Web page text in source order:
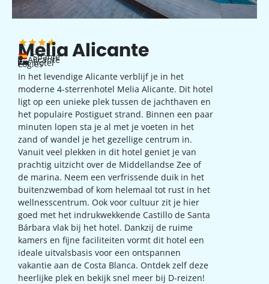
Melia Alicante
Spanje
Alicante
hotel
Logies
In het levendige Alicante verblijf je in het
moderne 4-sterrenhotel Melia Alicante. Dit hotel
ligt op een unieke plek tussen de jachthaven en
het populaire Postiguet strand. Binnen een paar
minuten lopen sta je al met je voeten in het
zand of wandel je het gezellige centrum in.
Vanuit veel plekken in dit hotel geniet je van
prachtig uitzicht over de Middellandse Zee of
de marina. Neem een verfrissende duik in het
buitenzwembad of kom helemaal tot rust in het
wellnesscentrum. Ook voor cultuur zit je hier
goed met het indrukwekkende Castillo de Santa
Bárbara vlak bij het hotel. Dankzij de ruime
kamers en fijne faciliteiten vormt dit hotel een
ideale uitvalsbasis voor een ontspannen
vakantie aan de Costa Blanca. Ontdek zelf deze
heerlijke plek en bekijk snel meer bij D-reizen!